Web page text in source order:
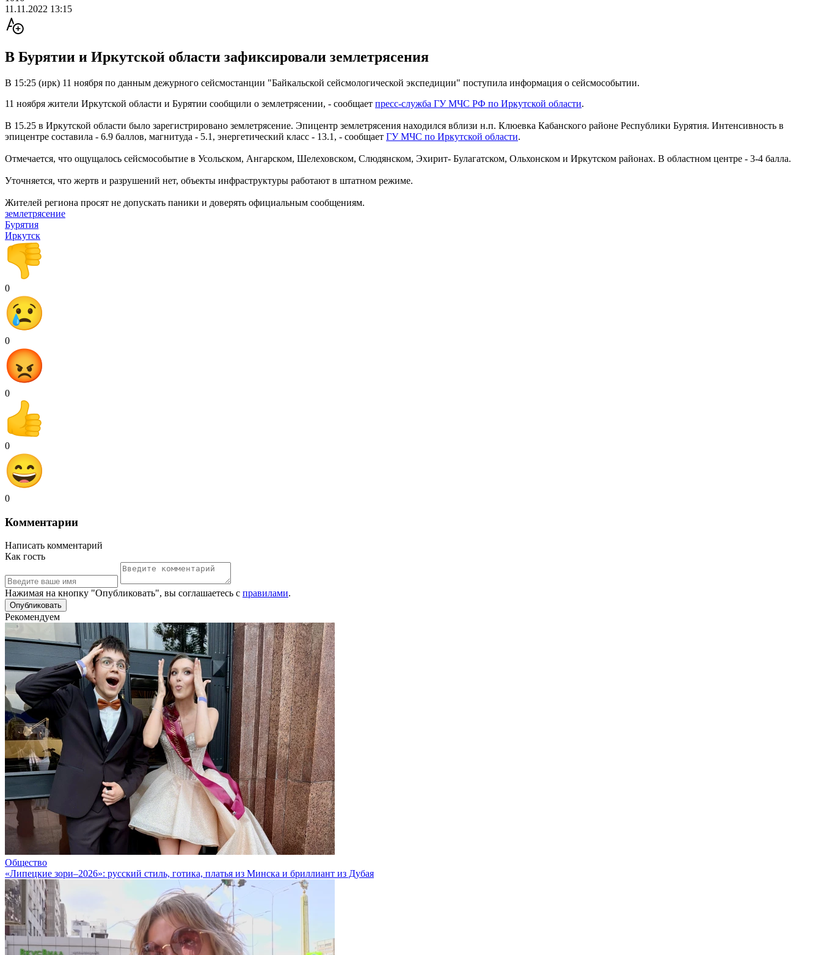
11.11.2022 13:15
В Бурятии и Иркутской области зафиксировали землетрясения
В 15:25 (ирк) 11 ноября по данным дежурного сейсмостанции "Байкальской сейсмологической экспедиции" поступила информация о сейсмособытии. ️
11 ноября жители Иркутской области и Бурятии сообщили о землетрясении, - сообщает пресс-служба ГУ МЧС РФ по Иркутской области.
В 15.25 в Иркутской области было зарегистрировано землетрясение. Эпицентр землетрясения находился вблизи н.п. Клюевка Кабанского районе Республики Бурятия. Интенсивность в
эпицентре составила - 6.9 баллов, магнитуда - 5.1, энергетический класс - 13.1, - сообщает ГУ МЧС по Иркутской области.
Отмечается, что ощущалось сейсмособытие в Усольском, Ангарском, Шелеховском, Слюдянском, Эхирит- Булагатском, Ольхонском и Иркутском районах. В областном центре - 3-4 балла.
Уточняется, что жертв и разрушений нет, объекты инфраструктуры работают в штатном режиме.
Жителей региона просят не допускать паники и доверять официальным сообщениям.
землетрясение
Бурятия
Иркутск
0
0
0
0
0
Комментарии
Написать комментарий
Как гость
Нажимая на кнопку "Опубликовать", вы соглашаетесь с правилами.
Рекомендуем
Общество
«Липецкие зори–2026»: русский стиль, готика, платья из Минска и бриллиант из Дубая